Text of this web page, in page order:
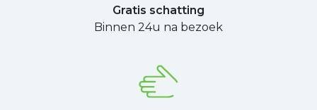
Gratis schatting
Binnen 24u na bezoek